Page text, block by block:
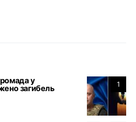
1
у
загибель